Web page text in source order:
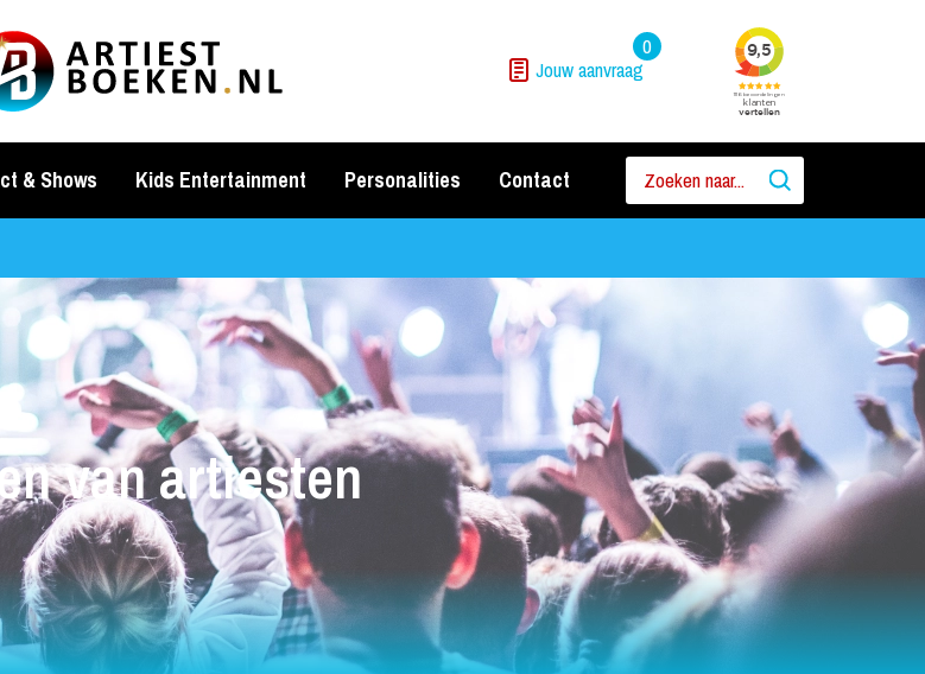
Jouw aanvraag
0
& Shows Kids Entertainment Personalities Contact
van artiesten